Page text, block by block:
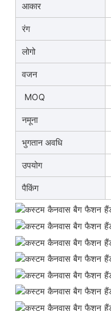
आकार
रंग
लोगो
वजन
MOQ
नमूना
भुगतान अवधि
उपयोग
पैकिंग